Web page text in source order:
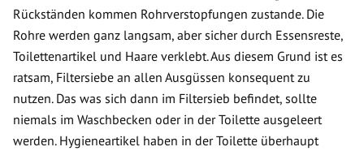
Rückständen kommen Rohrverstopfungen zustande. Die
Rohre werden ganz langsam, aber sicher durch Essensreste,
Toilettenartikel und Haare verklebt. Aus diesem Grund ist es
ratsam, Filtersiebe an allen Ausgüssen konsequent zu
nutzen. Das was sich dann im Filtersieb befindet, sollte
niemals im Waschbecken oder in der Toilette ausgeleert
werden. Hygieneartikel haben in der Toilette überhaupt